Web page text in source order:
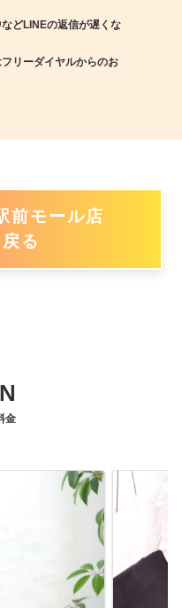
どLINEの返信が遅くな
リーダイヤルからのお
前モール店
る
金